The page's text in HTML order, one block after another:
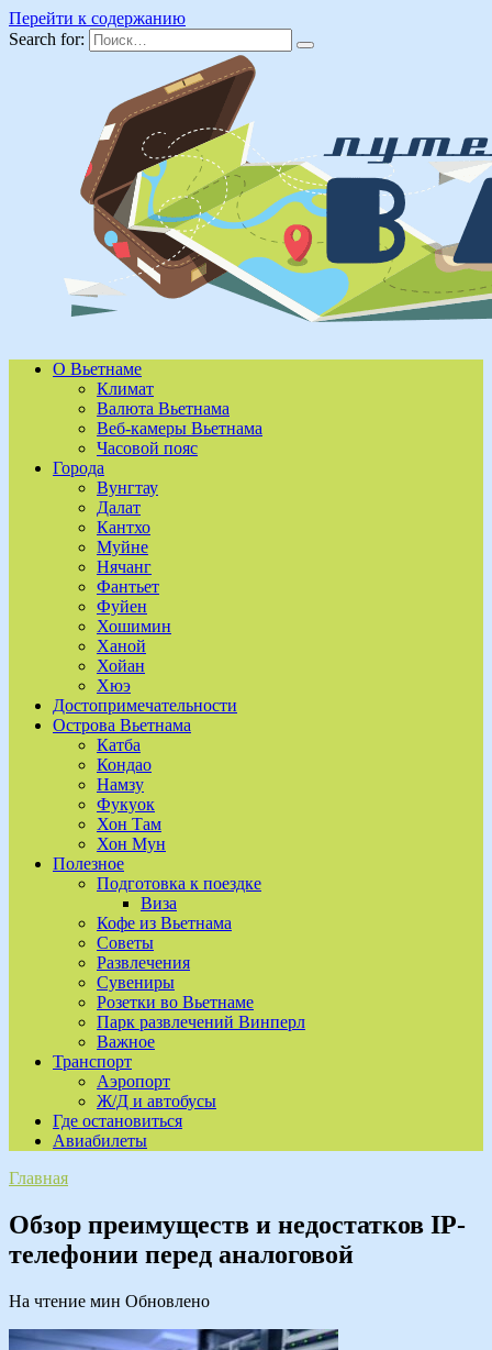
Перейти к содержанию
Search for:
О Вьетнаме
Климат
Валюта Вьетнама
Веб-камеры Вьетнама
Часовой пояс
Города
Вунгтау
Далат
Кантхо
Муйне
Нячанг
Фантьет
Фуйен
Хошимин
Ханой
Хойан
Хюэ
Достопримечательности
Острова Вьетнама
Катба
Кондао
Намзу
Фукуок
Хон Там
Хон Мун
Полезное
Подготовка к поездке
Виза
Кофе из Вьетнама
Советы
Развлечения
Сувениры
Розетки во Вьетнаме
Парк развлечений Винперл
Важное
Транспорт
Аэропорт
Ж/Д и автобусы
Где остановиться
Авиабилеты
Главная
Обзор преимуществ и недостатков IP-
телефонии перед аналоговой
На чтение мин Обновлено